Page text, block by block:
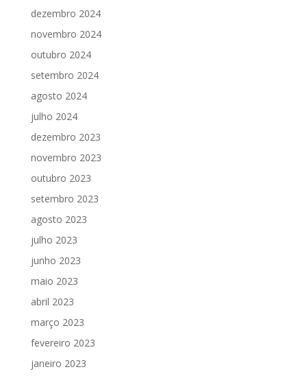
dezembro 2024
novembro 2024
outubro 2024
setembro 2024
agosto 2024
julho 2024
dezembro 2023
novembro 2023
outubro 2023
setembro 2023
agosto 2023
julho 2023
junho 2023
maio 2023
abril 2023
março 2023
fevereiro 2023
janeiro 2023